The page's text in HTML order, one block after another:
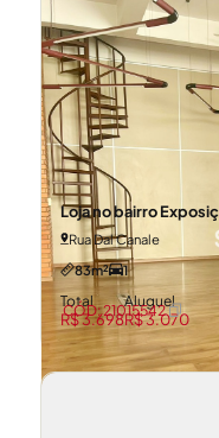
Loja no bairro
Rua Dal Canale
83m²
1
Total
R$ 3.698
Aluguel
R$ 3.070
CÓD: 21015542